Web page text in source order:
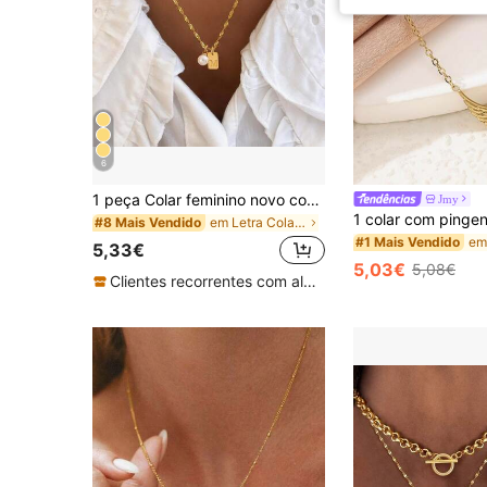
6
1 peça Colar feminino novo com pendente de letra em pérola sintética, corrente ondulada em aço inoxidável dourado
#8 Mais Vendido em Letra Colares Femininos
5,33€
Clientes recorrentes com alta taxa de retorno
Jmy
#1 Mais Vendido
5,03€ 5,08€